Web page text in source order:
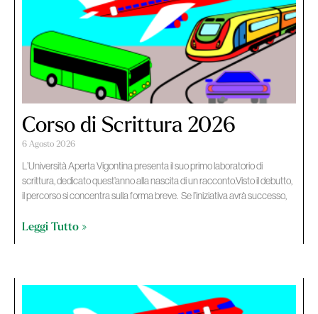
Corso di Scrittura 2026
6 Agosto 2026
L’Università Aperta Vigontina presenta il suo primo laboratorio di
scrittura, dedicato quest’anno alla nascita di un racconto.Visto il debutto,
il percorso si concentra sulla forma breve. Se l’iniziativa avrà successo,
Leggi Tutto »